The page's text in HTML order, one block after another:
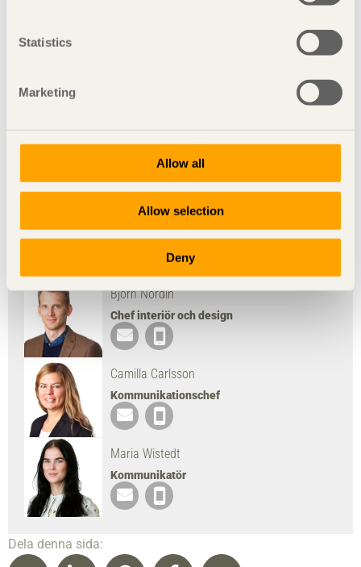
Statistics
Marketing
Allow all
Allow selection
Deny
2019 skapad av
Björn Nordin
Chef interiör och design
Camilla Carlsson
Kommunikationschef
Maria Wistedt
Kommunikatör
Dela denna sida: